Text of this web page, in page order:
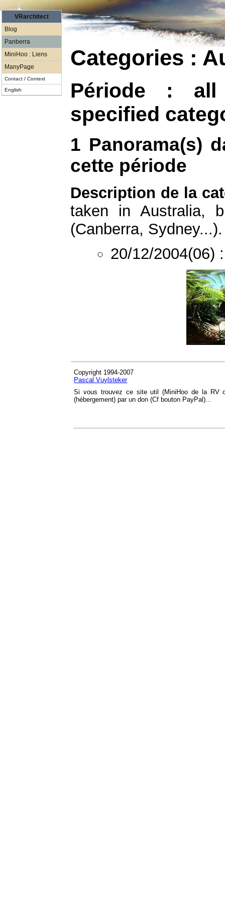
VRarchitect
Blog
Panberra
MiniHoo : Liens
ManyPage
Contact / Context
English
Categories :
Période :
specified
1 Panorama(s)
cette période
Description de la
taken in Australia,
(Canberra, Sydney...).
20/12/2004(06)
Copyright 1994-2007
Pascal Vuylsteker
Si vous trouvez ce site util (MiniHoo de la RV
(hébergement) par un don (Cf bouton PayPal)...